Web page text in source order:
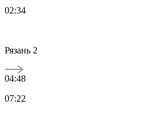
02:34
Рязань 2
04:48
07:22